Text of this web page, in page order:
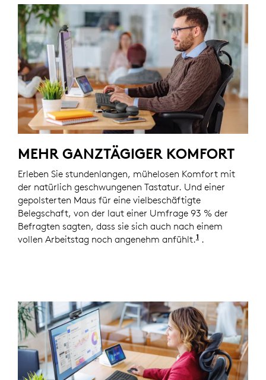
MEHR GANZTÄGIGER KOMFORT
Erleben Sie stundenlangen, mühelosen Komfort mit
der natürlich geschwungenen Tastatur. Und einer
gepolsterten Maus für eine vielbeschäftigte
Belegschaft, von der laut einer Umfrage 93 % der
Befragten sagten, dass sie sich auch nach einem
vollen Arbeitstag noch angenehm anfühlt.1 Basierend
.